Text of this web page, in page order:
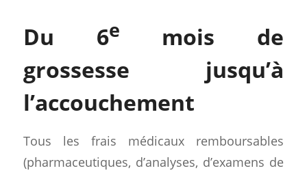
Du 6e
mois de
grossesse jusqu’à
l’accouchement
Tous les frais médicaux remboursables
(pharmaceutiques, d’analyses, d’examens de